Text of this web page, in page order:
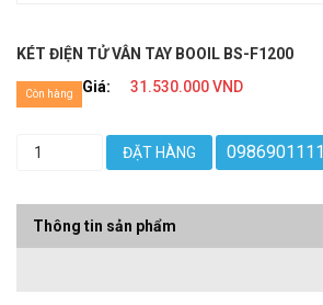
KÉT ĐIỆN TỬ VÂN TAY BOOIL BS-F1200
Giá:
31.530.000 VND
Còn hàng
ĐẶT HÀNG 0986901111
Thông tin sản phẩm